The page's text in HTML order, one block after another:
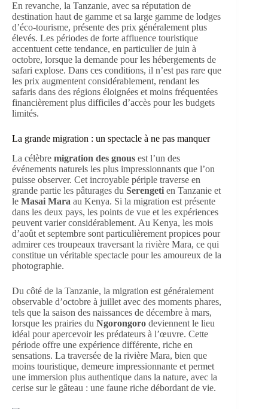
En revanche, la Tanzanie, avec sa réputation de
destination haut de gamme et sa large gamme de lodges
d’éco-tourisme, présente des prix généralement plus
élevés. Les périodes de forte affluence touristique
accentuent cette tendance, en particulier de juin à
octobre, lorsque la demande pour les hébergements de
safari explose. Dans ces conditions, il n’est pas rare que
les prix augmentent considérablement, rendant les
safaris dans des régions éloignées et moins fréquentées
financièrement plus difficiles d’accès pour les budgets
limités.
La grande migration : un spectacle à ne pas manquer
La célèbre migration des gnous est l’un des
événements naturels les plus impressionnants que l’on
puisse observer. Cet incroyable périple traverse en
grande partie les pâturages du Serengeti en Tanzanie et
le Masai Mara au Kenya. Si la migration est présente
dans les deux pays, les points de vue et les expériences
peuvent varier considérablement. Au Kenya, les mois
d’août et septembre sont particulièrement propices pour
admirer ces troupeaux traversant la rivière Mara, ce qui
constitue un véritable spectacle pour les amoureux de la
photographie.
Du côté de la Tanzanie, la migration est généralement
observable d’octobre à juillet avec des moments phares,
tels que la saison des naissances de décembre à mars,
lorsque les prairies du Ngorongoro deviennent le lieu
idéal pour apercevoir les prédateurs à l’œuvre. Cette
période offre une expérience différente, riche en
sensations. La traversée de la rivière Mara, bien que
moins touristique, demeure impressionnante et permet
une immersion plus authentique dans la nature, avec la
cerise sur le gâteau : une faune riche débordant de vie.